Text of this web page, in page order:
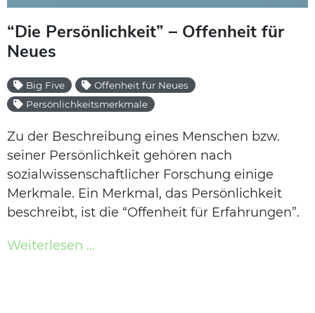
“Die Persönlichkeit” – Offenheit für
Neues
Big Five
Offenheit für Neues
Persönlichkeitsmerkmale
Zu der Beschreibung eines Menschen bzw.
seiner Persönlichkeit gehören nach
sozialwissenschaftlicher Forschung einige
Merkmale. Ein Merkmal, das Persönlichkeit
beschreibt, ist die “Offenheit für Erfahrungen”.
Weiterlesen …